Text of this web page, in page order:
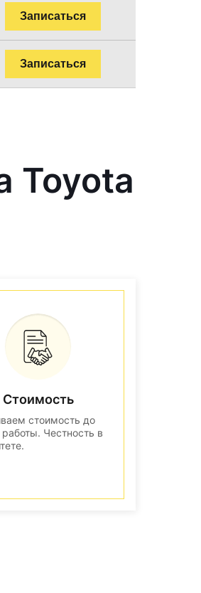
Записаться
Записаться
Toyota
Стоимость
стоимость до
работы. Честность в